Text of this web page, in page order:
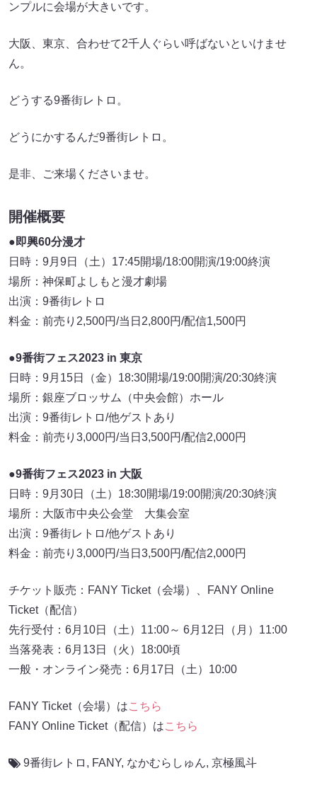
ンプルに会場が大きいです。
大阪、東京、合わせて2千人ぐらい呼ばないといけませ
ん。
どうする9番街レトロ。
どうにかするんだ9番街レトロ。
是非、ご来場くださいませ。
開催概要
●即興60分漫才
日時：9月9日（土）17:45開場/18:00開演/19:00終演
場所：神保町よしもと漫才劇場
出演：9番街レトロ
料金：前売り2,500円/当日2,800円/配信1,500円
●9番街フェス2023 in 東京
日時：9月15日（金）18:30開場/19:00開演/20:30終演
場所：銀座ブロッサム（中央会館）ホール
出演：9番街レトロ/他ゲストあり
料金：前売り3,000円/当日3,500円/配信2,000円
●9番街フェス2023 in 大阪
日時：9月30日（土）18:30開場/19:00開演/20:30終演
場所：大阪市中央公会堂 大集会室
出演：9番街レトロ/他ゲストあり
料金：前売り3,000円/当日3,500円/配信2,000円
チケット販売：FANY Ticket（会場）、FANY Online
Ticket（配信）
先行受付：6月10日（土）11:00～ 6月12日（月）11:00
当落発表：6月13日（火）18:00頃
一般・オンライン発売：6月17日（土）10:00
FANY Ticket（会場）はこちら
FANY Online Ticket（配信）はこちら
9番街レトロ , FANY, なかむらしゅん, 京極風斗